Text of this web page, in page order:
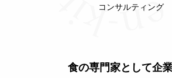
Vegetable shopコンサルティング
食の専門家として企